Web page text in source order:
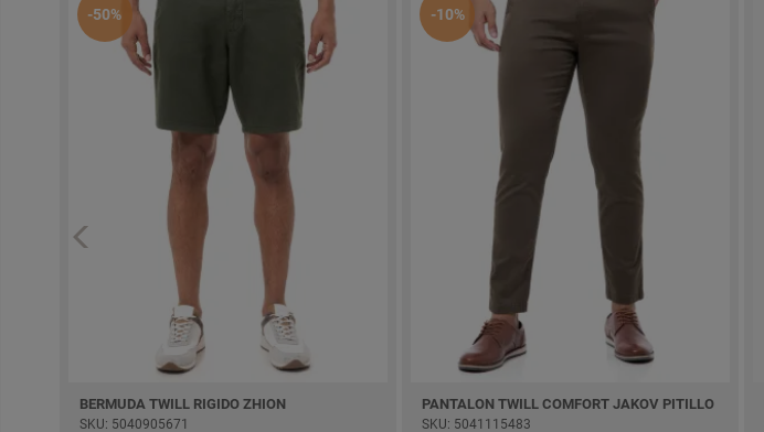
-50%
BERMUDA TWILL RIGIDO ZHION
SKU: 5040905671
-10%
PANTALON TWILL COMFORT JAKOV PITILLO
SKU: 5041115483